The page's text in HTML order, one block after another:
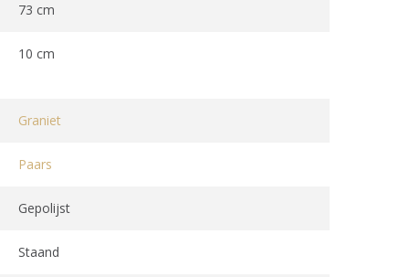
73 cm
10 cm
Graniet
Paars
Gepolijst
Staand